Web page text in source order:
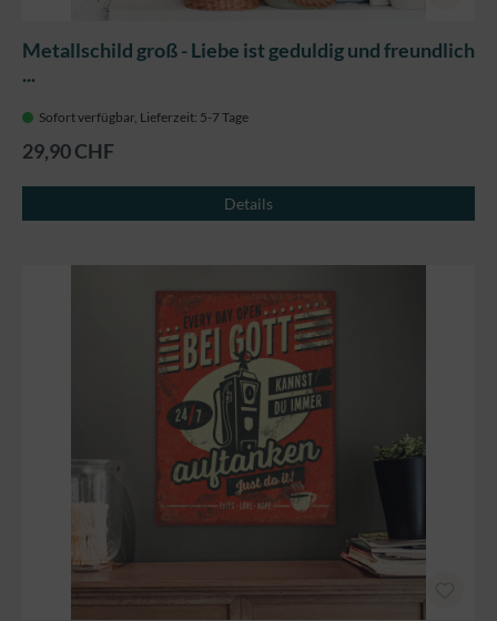
Metallschild groß - Liebe ist geduldig und freundlich
...
Sofort verfügbar, Lieferzeit: 5-7 Tage
29,90 CHF
Details